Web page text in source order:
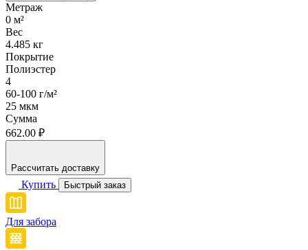
Метраж
0 м²
Вес
4.485 кг
Покрытие
Полиэстер
4
60-100 г/м²
25 мкм
Сумма
662.00 ₽
Рассчитать доставку
Купить Быстрый заказ
Для забора